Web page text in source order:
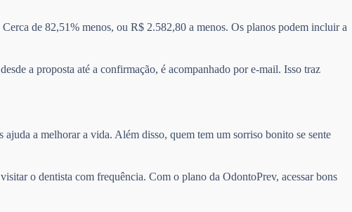
de 82,51% menos, ou R$ 2.582,80 a menos. Os planos podem incluir a
a proposta até a confirmação, é acompanhado por e-mail. Isso traz
a melhorar a vida. Além disso, quem tem um sorriso bonito se sente
o dentista com frequência. Com o plano da OdontoPrev, acessar bons